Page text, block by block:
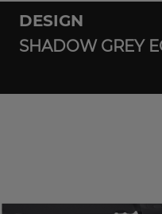
DESIGN
SHADOW GREY